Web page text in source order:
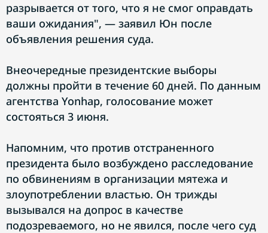
разрывается от того, что я не смог оправдать
ваши ожидания", — заявил Юн после
объявления решения суда.
Внеочередные президентские выборы
должны пройти в течение 60 дней. По данным
агентства Yonhap, голосование может
состояться 3 июня.
Напомним, что против отстраненного
президента было возбуждено расследование
по обвинениям в организации мятежа и
злоупотреблении властью. Он трижды
вызывался на допрос в качестве
подозреваемого, но не явился, после чего суд